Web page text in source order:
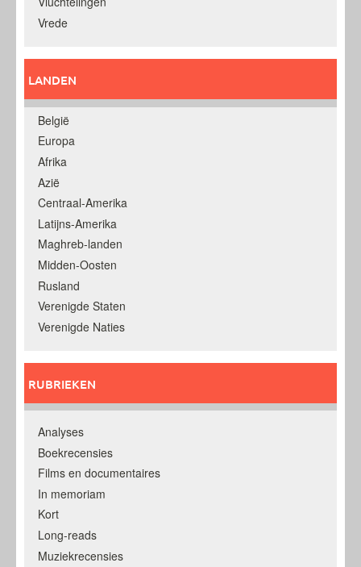
Vrede
LANDEN
België
Europa
Afrika
Azië
Centraal-Amerika
Latijns-Amerika
Maghreb-landen
Midden-Oosten
Rusland
Verenigde Staten
Verenigde Naties
RUBRIEKEN
Analyses
Boekrecensies
Films en documentaires
In memoriam
Kort
Long-reads
Muziekrecensies